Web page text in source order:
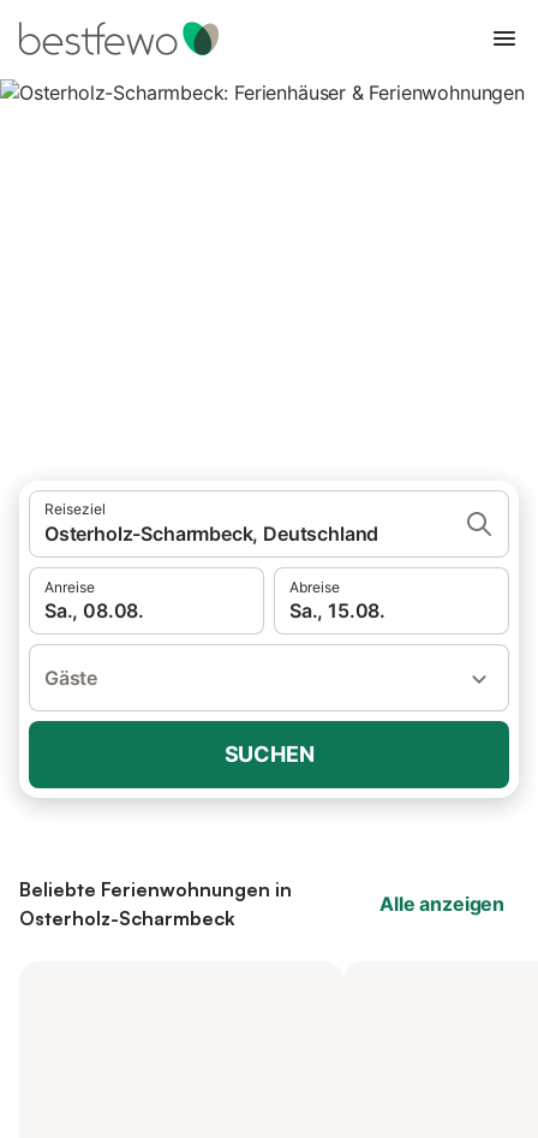
Reiseziel
Osterholz-Scharmbeck, Deutschland
Anreise
Sa., 08.08.
Abreise
Sa., 15.08.
Gäste
SUCHEN
Beliebte Ferienwohnungen in
Osterholz-Scharmbeck
Alle anzeigen